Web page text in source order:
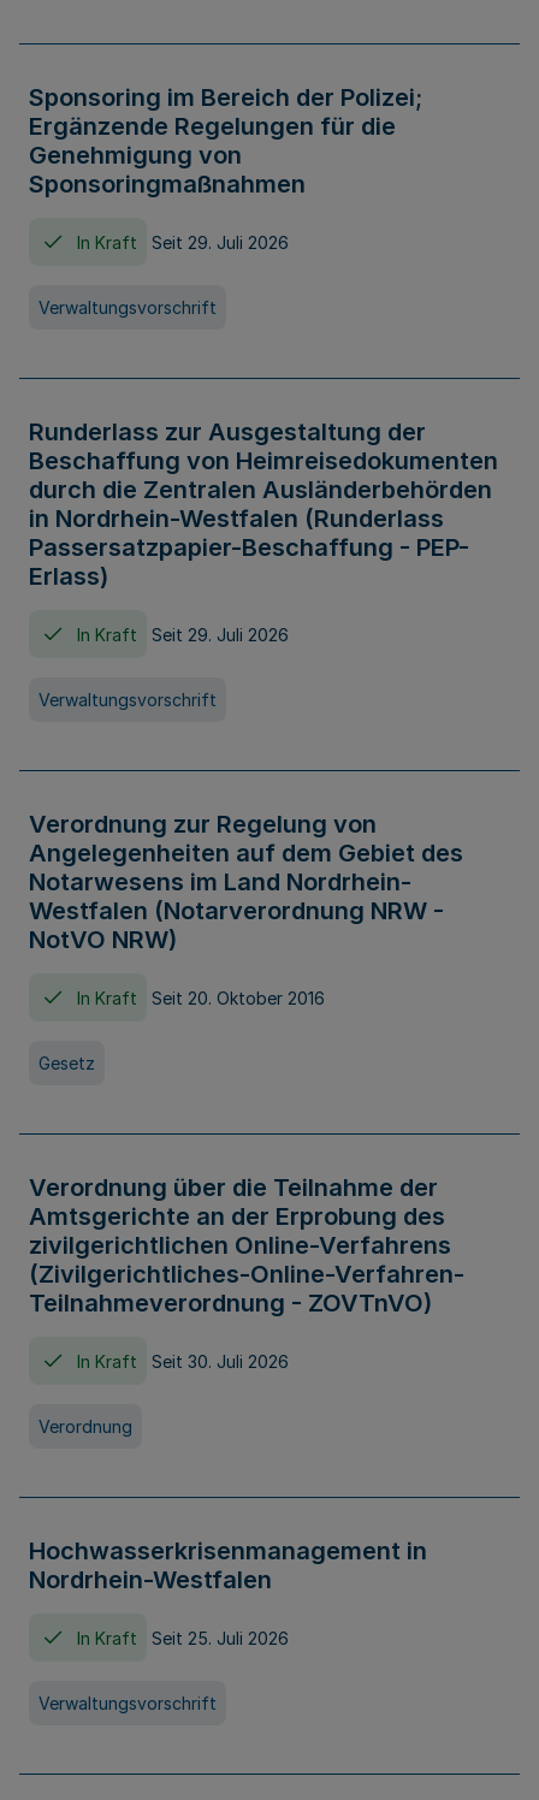
Sponsoring im Bereich der Polizei;
Ergänzende Regelungen für die
Genehmigung von
Sponsoringmaßnahmen
In Kraft Seit 29. Juli 2026
Verwaltungsvorschrift
Runderlass zur Ausgestaltung der
Beschaffung von Heimreisedokumenten
durch die Zentralen Ausländerbehörden
in Nordrhein-Westfalen (Runderlass
Passersatzpapier-Beschaffung - PEP-
Erlass)
In Kraft Seit 29. Juli 2026
Verwaltungsvorschrift
Verordnung zur Regelung von
Angelegenheiten auf dem Gebiet des
Notarwesens im Land Nordrhein-
Westfalen (Notarverordnung NRW -
NotVO NRW)
In Kraft Seit 20. Oktober 2016
Gesetz
Verordnung über die Teilnahme der
Amtsgerichte an der Erprobung des
zivilgerichtlichen Online-Verfahrens
(Zivilgerichtliches-Online-Verfahren-
Teilnahmeverordnung - ZOVTnVO)
In Kraft Seit 30. Juli 2026
Verordnung
Hochwasserkrisenmanagement in
Nordrhein-Westfalen
In Kraft Seit 25. Juli 2026
Verwaltungsvorschrift